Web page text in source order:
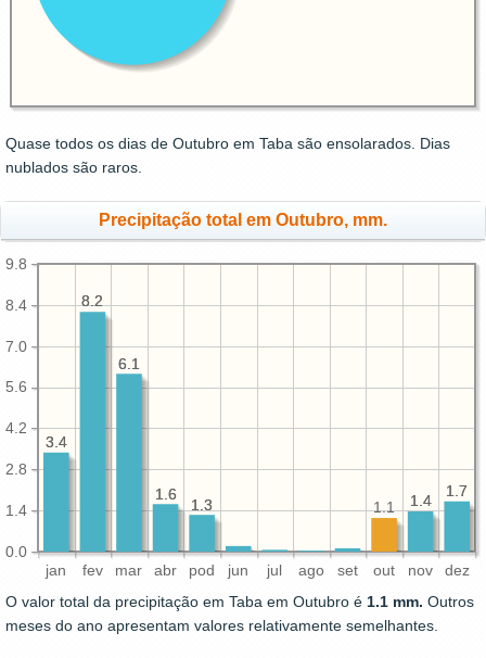
Quase todos os dias de Outubro em Taba são ensolarados. Dias
nublados são raros.
Precipitação total em Outubro, mm.
jan fev mar abr pod jun jul ago set out nov dez
0.0
1.4
2.8
4.2
5.6
7.0
8.4
9.8
1.7
1.4
1.3
1.6
6.1
8.2
3.4
1.7
1.4
1.1
1.3
1.6
6.1
8.2
3.4
O valor total da precipitação em Taba em Outubro é 1.1 mm. Outros
meses do ano apresentam valores relativamente semelhantes.